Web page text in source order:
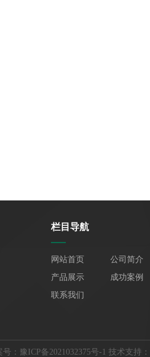
栏目导航
网站首页 公司简介
产品展示
成功案例
联系我们
号： 豫ICP备2021032375号-1 技术支持：